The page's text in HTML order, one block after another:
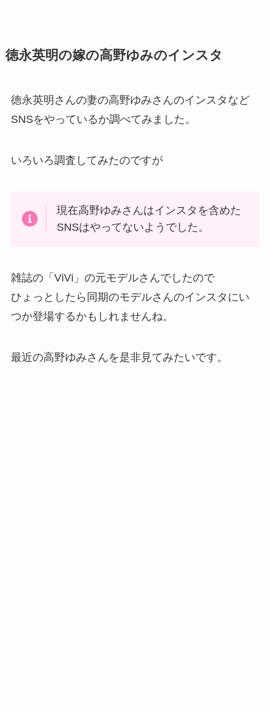
徳永英明の嫁の高野ゆみのインスタ
徳永英明さんの妻の高野ゆみさんのインスタなど
SNSをやっているか調べてみました。
いろいろ調査してみたのですが
現在高野ゆみさんはインスタを含めた
SNSはやってないようでした。
雑誌の「ViVi」の元モデルさんでしたので
ひょっとしたら同期のモデルさんのインスタにい
つか登場するかもしれませんね。
最近の高野ゆみさんを是非見てみたいです。